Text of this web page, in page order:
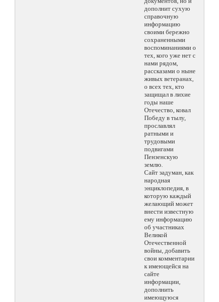
дополнит сухую
справочную
информацию
своими бережно
сохраненными
воспоминаниями о
тех, кого уже нет с
нами рядом,
рассказами о ныне
живых ветеранах,
о всех тех, кто
защищал в лихие
годы наше
Отечество, ковал
Победу в тылу,
прославлял
ратными и
трудовыми
подвигами
Пензенскую
землю.
Сайт задуман, как
народная
энциклопедия, в
которую каждый
желающий может
внести известную
ему информацию
об участниках
Великой
Отечественной
войны, добавить
свои комментарии
к имеющейся на
сайте
информации,
дополнить
имеющуюся